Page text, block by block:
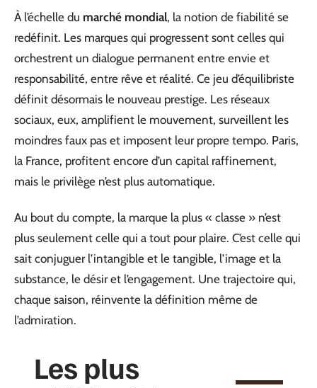
À l’échelle du marché mondial, la notion de fiabilité se
redéfinit. Les marques qui progressent sont celles qui
orchestrent un dialogue permanent entre envie et
responsabilité, entre rêve et réalité. Ce jeu d’équilibriste
définit désormais le nouveau prestige. Les réseaux
sociaux, eux, amplifient le mouvement, surveillent les
moindres faux pas et imposent leur propre tempo. Paris,
la France, profitent encore d’un capital raffinement,
mais le privilège n’est plus automatique.
Au bout du compte, la marque la plus « classe » n’est
plus seulement celle qui a tout pour plaire. C’est celle qui
sait conjuguer l’intangible et le tangible, l’image et la
substance, le désir et l’engagement. Une trajectoire qui,
chaque saison, réinvente la définition même de
l’admiration.
Les plus